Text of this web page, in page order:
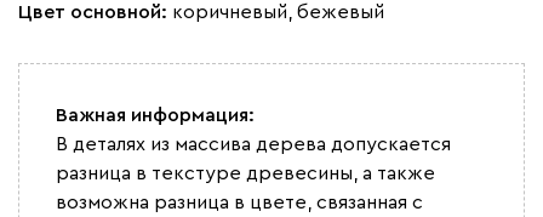
Цвет основной: коричневый, бежевый
Важная информация:
В деталях из массива дерева допускается
разница в текстуре древесины, а также
возможна разница в цвете, связанная с